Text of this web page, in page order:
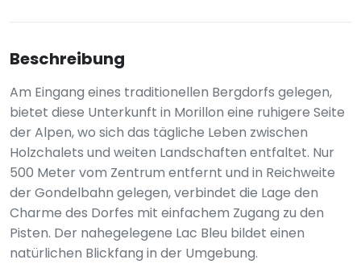
Beschreibung
Am Eingang eines traditionellen Bergdorfs gelegen,
bietet diese Unterkunft in Morillon eine ruhigere Seite
der Alpen, wo sich das tägliche Leben zwischen
Holzchalets und weiten Landschaften entfaltet. Nur
500 Meter vom Zentrum entfernt und in Reichweite
der Gondelbahn gelegen, verbindet die Lage den
Charme des Dorfes mit einfachem Zugang zu den
Pisten. Der nahegelegene Lac Bleu bildet einen
natürlichen Blickfang in der Umgebung.